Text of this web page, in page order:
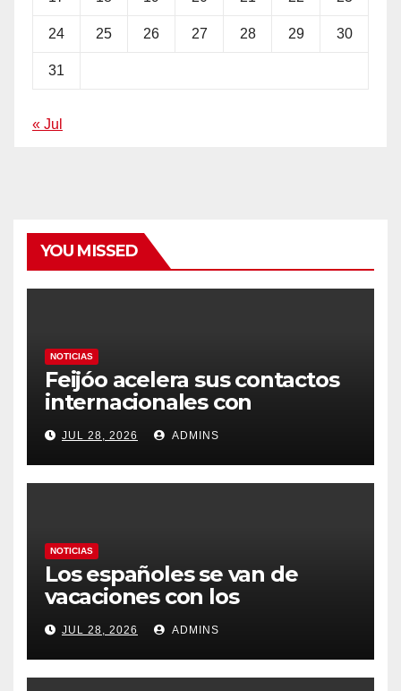
24 25 26 27 28 29 30
31
« Jul
YOU MISSED
NOTICIAS
Feijóo acelera sus contactos
internacionales con
Latinoamérica como socio
prioritario en su agenda de
gobierno
JUL 28, 2026 ADMINS
NOTICIAS
Los españoles se van de
vacaciones con los
carburantes hasta un 21%
más caros que el año pasado
y los hoteles disparados
JUL 28, 2026 ADMINS